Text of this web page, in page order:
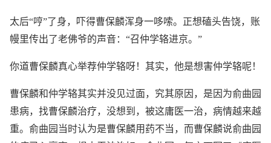
太后“哼”了身，吓得曹保麟浑身一哆嗦。正想磕头告饶，账
幔里传出了老佛爷的声音：“召仲学辂进京。”
你道曹保麟真心举荐仲学辂呀！其实，他是想害仲学辂呢！
曹保麟和仲学辂其实并没见过面，究其原因，是因为俞曲园
患病，找曹保麟治疗，没想到，被这庸医一治，病情越来越
重。俞曲园当时认为是曹保麟用药不当，而曹保麟说俞曲园